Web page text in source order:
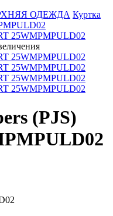
ОДЕЖДА Куртка
(PJS)